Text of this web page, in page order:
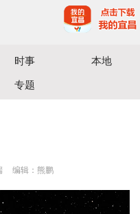
时事
本地
专题
编辑：熊鹏